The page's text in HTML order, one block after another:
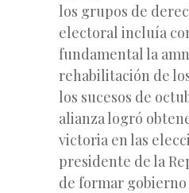
los grupos de
electoral incluía
fundamental la
rehabilitación de
los sucesos de
alianza logró
victoria en las
presidente de la
de formar gobierno